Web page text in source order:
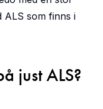
ALS som finns i
just ALS?